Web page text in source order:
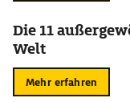
Die 11
Welt
Mehr erfahren